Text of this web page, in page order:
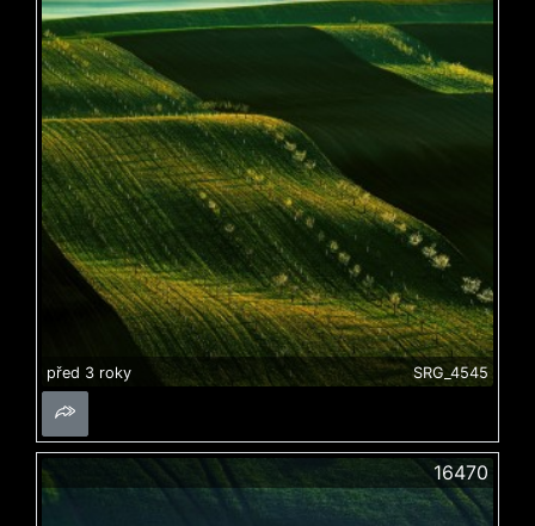
před 3 roky SRG_4545
16470